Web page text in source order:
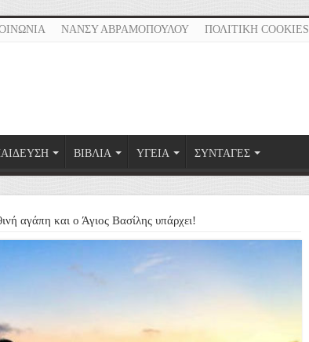
ΝΑΝΣΥ ΑΒΡΑΜΟΠΟΥΛΟΥ ΠΟΛΙΤΙΚΗ COOKIES
ΒΙΒΛΙΑ ΥΓΕΙΑ ΣΥΝΤΑΓΕΣ
αγάπη και ο Άγιος Βασίλης υπάρχει!